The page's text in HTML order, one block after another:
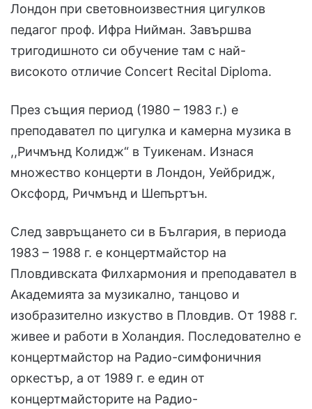
Лондон при световноизвестния цигулков
педагог проф. Ифра Нийман. Завършва
тригодишното си обучение там с най-
високото отличие Concert Recital Diploma.
През същия период (1980 – 1983 г.) е
преподавател по цигулка и камерна музика в
,,Ричмънд Колидж“ в Туикенам. Изнася
множество концерти в Лондон, Уейбридж,
Оксфорд, Ричмънд и Шепъртън.
След завръщането си в България, в периода
1983 – 1988 г. е концертмайстор на
Пловдивската Филхармония и преподавател в
Академията за музикално, танцово и
изобразително изкуство в Пловдив. От 1988 г.
живее и работи в Холандия. Последователно е
концертмайстор на Радио-симфоничния
оркестър, а от 1989 г. е един от
концертмайсторите на Радио-